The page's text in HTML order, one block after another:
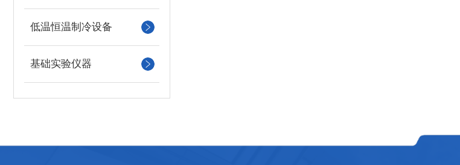
低温恒温制冷设备
基础实验仪器